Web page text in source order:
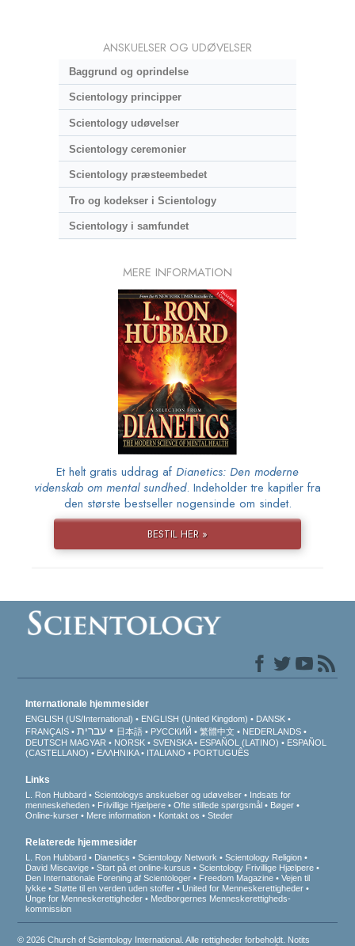
ANSKUELSER OG UDØVELSER
Baggrund og oprindelse
Scientology principper
Scientology udøvelser
Scientology ceremonier
Scientology præsteembedet
Tro og kodekser i Scientology
Scientology i samfundet
MERE INFORMATION
Et helt gratis uddrag af Dianetics: Den moderne
videnskab om mental sundhed. Indeholder tre kapitler fra
den største bestseller nogensinde om sindet.
BESTIL HER »
Internationale hjemmesider
ENGLISH (US/International) ENGLISH (United Kingdom)
DANSK
FRANÇAIS
עברית 日本語 РУССКИЙ 繁體中文
NEDERLANDS
DEUTSCH MAGYAR NORSK SVENSKA ESPAÑOL (LATINO)
ESPAÑOL
(CASTELLANO)
ΕΛΛΗΝΙΚA ITALIANO PORTUGUÊS
Links
L. Ron Hubbard Scientologys anskuelser og udøvelser
Indsats for
menneskeheden
Frivillige Hjælpere Ofte stillede spørgsmål
Bøger
Online-kurser
Mere information Kontakt os Steder
Relaterede hjemmesider
L. Ron Hubbard Dianetics Scientology Network
Scientology Religion
David Miscavige
Start på et online-kursus
Scientology Frivillige Hjælpere
Den Internationale Forening af Scientologer
Freedom Magazine
Vejen til
lykke Støtte til en verden uden stoffer
United for Menneskerettigheder
Unge for Menneskerettigheder
Medborgernes Menneskerettigheds­
kommission
© 2026 Church of Scientology International. Alle rettigheder forbeholdt. Notits